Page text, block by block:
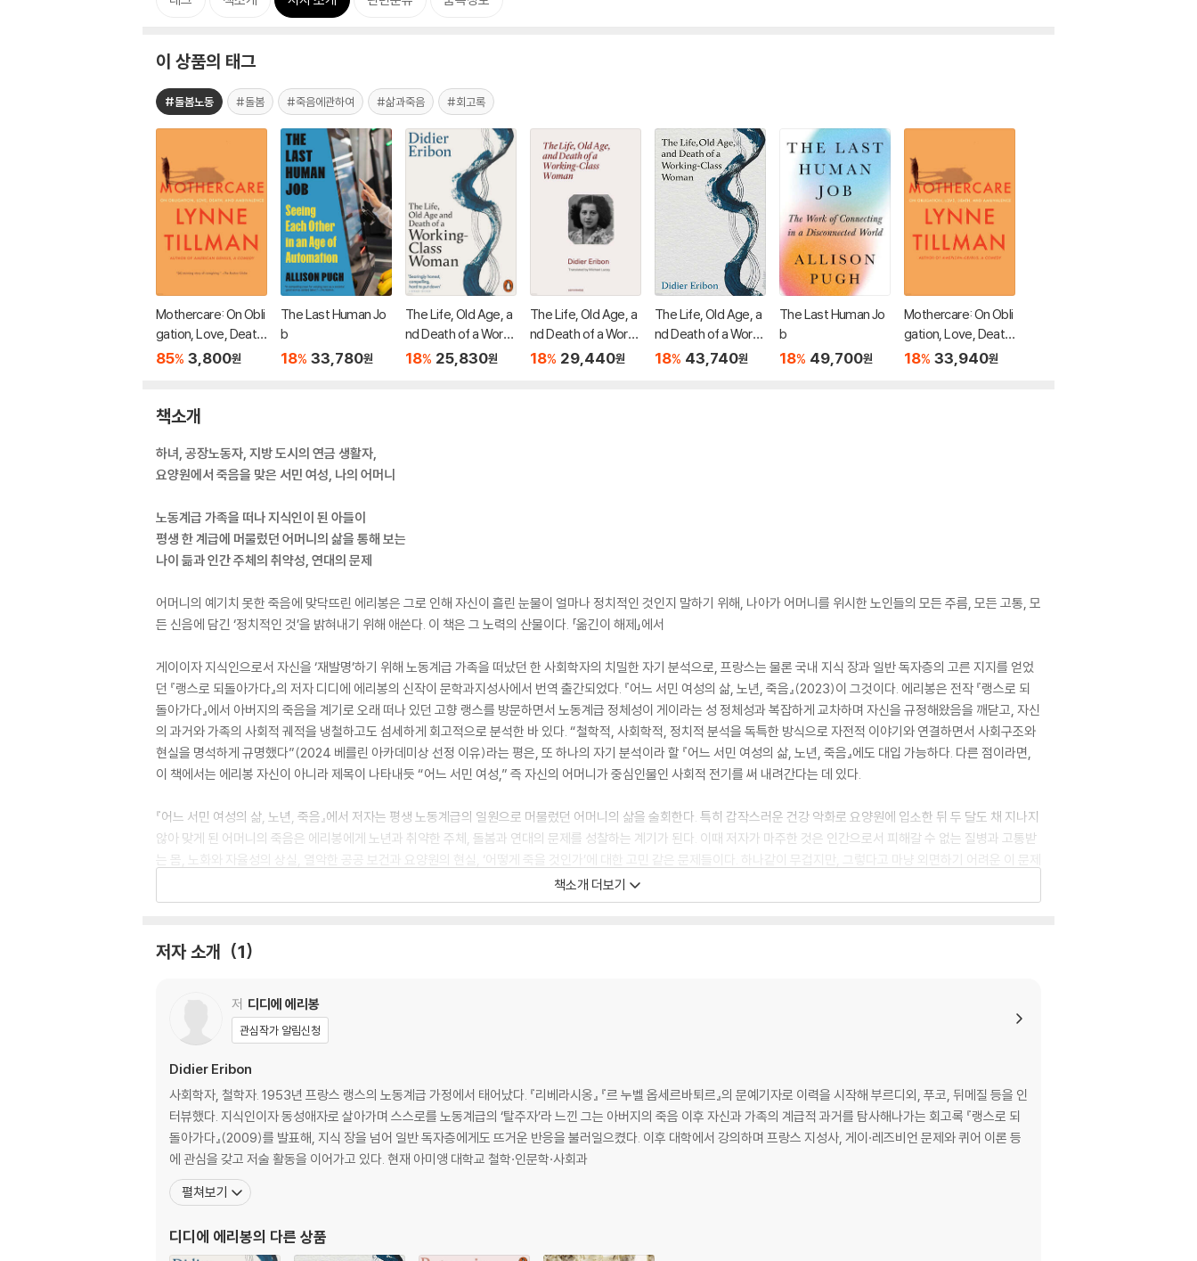
이 상품의 태그
#돌봄노동 #돌봄 #죽음에관하여 #삶과죽음 #회고록
Mothercare: On Obli
gation, Love, Death,
and Ambivalence
85% 3,800원
The Last Human Jo
b
18% 33,780원
The Life, Old Age, a
nd Death of a Worki
ng-Class Woman
18% 25,830원
The Life, Old Age, a
nd Death of a Worki
ng-Class Woman
18% 29,440원
The Life, Old Age, a
nd Death of a Worki
ng-Class Woman
18% 43,740원
The Last Human Jo
b
18% 49,700원
Mothercare: On Obli
gation, Love, Death,
and Ambivalence
18% 33,940원
책소개
하녀, 공장노동자, 지방 도시의 연금 생활자,
요양원에서 죽음을 맞은 서민 여성, 나의 어머니
노동계급 가족을 떠나 지식인이 된 아들이
평생 한 계급에 머물렀던 어머니의 삶을 통해 보는
나이 듦과 인간 주체의 취약성, 연대의 문제
어머니의 예기치 못한 죽음에 맞닥뜨린 에리봉은 그로 인해 자신이 흘린 눈물이 얼마나 정치적인 것인지 말하기 위해, 나아가 어머니를 위시한 노인들의 모든 주름, 모든 고통, 모
든 신음에 담긴 ‘정치적인 것’을 밝혀내기 위해 애쓴다. 이 책은 그 노력의 산물이다. 「옮긴이 해제」에서
게이이자 지식인으로서 자신을 ‘재발명’하기 위해 노동계급 가족을 떠났던 한 사회학자의 치밀한 자기 분석으로, 프랑스는 물론 국내 지식 장과 일반 독자층의 고른 지지를 얻었
던 『랭스로 되돌아가다』의 저자 디디에 에리봉의 신작이 문학과지성사에서 번역 출간되었다. 『어느 서민 여성의 삶, 노년, 죽음』(2023)이 그것이다. 에리봉은 전작 『랭스로 되
돌아가다』에서 아버지의 죽음을 계기로 오래 떠나 있던 고향 랭스를 방문하면서 노동계급 정체성이 게이라는 성 정체성과 복잡하게 교차하며 자신을 규정해왔음을 깨닫고, 자신
의 과거와 가족의 사회적 궤적을 냉철하고도 섬세하게 회고적으로 분석한 바 있다. “철학적, 사회학적, 정치적 분석을 독특한 방식으로 자전적 이야기와 연결하면서 사회구조와
현실을 명석하게 규명했다”(2024 베를린 아카데미상 선정 이유)라는 평은, 또 하나의 자기 분석이라 할 『어느 서민 여성의 삶, 노년, 죽음』에도 대입 가능하다. 다른 점이라면,
이 책에서는 에리봉 자신이 아니라 제목이 나타내듯 “어느 서민 여성,” 즉 자신의 어머니가 중심인물인 사회적 전기를 써 내려간다는 데 있다.
『어느 서민 여성의 삶, 노년, 죽음』에서 저자는 평생 노동계급의 일원으로 머물렀던 어머니의 삶을 술회한다. 특히 갑작스러운 건강 악화로 요양원에 입소한 뒤 두 달도 채 지나지
않아 맞게 된 어머니의 죽음은 에리봉에게 노년과 취약한 주체, 돌봄과 연대의 문제를 성찰하는 계기가 된다. 이때 저자가 마주한 것은 인간으로서 피해갈 수 없는 질병과 고통받
는 몸, 노화와 자율성의 상실, 열악한 공공 보건과 요양원의 현실, ‘어떻게 죽을 것인가’에 대한 고민 같은 문제들이다. 하나같이 무겁지만, 그렇다고 마냥 외면하기 어려운 이 문제
들을 에리봉은 자기 어머니와 자신의 체험을 토대로 여러 책과 영화 텍스트 등을 참조해가며 진중하게 논의한다. 자기 어머니에 관한 개인적인 회고담에서 출발하면서, 저자는
‘프랑스 노동계급 여성의 전형적 일생’에 관한 사회학적 논의를 거쳐 다시 ‘노년’과 ‘노인’이라는 사회적 범주, 나아가 늙음과 장애를 숙명적으로 겪는 인간 주체의 취약성과 연대
A few years ago, Didier Eribon’s mother entered a retirement home. Over the course of several months, she lost her physical and cognitive autonom
y, and despite his resistance, Eribon and his brothers were compelled to place her in a nursing home. The doctor had warned that she’d rapidly declin
In The Life, Old Age, and Death of a Working-Class Woman, Eribon furthers the archeological, historical, sociological, political, and personal reflectio
n he began with Returning to Reims, this time to look at the question of old age. How does our society treat the elderly, especially the very elderly?
What are the daily humiliations the elderly are forced to suffer? What are the conditions at the end of life?
Threaded through an erudite engagement with the works of Simone de Beauvoir, Annie Ernaux, Albert Cohen, Michel Foucault, Norbert Elias, and ma
ny others, the question of old age is shown here as a limit concept of Western thought and political philosophy. What is the place of bodies that can
ure? Can the absolutely dependent speak for themselves―and if not, who can speak for them?
책소개 더보기
저자 소개 1
저 디디에 에리봉
관심작가 알림신청
Didier Eribon
사회학자, 철학자. 1953년 프랑스 랭스의 노동계급 가정에서 태어났다. 『리베라시옹』 『르 누벨 옵세르바퇴르』의 문예기자로 이력을 시작해 부르디외, 푸코, 뒤메질 등을 인
터뷰했다. 지식인이자 동성애자로 살아가며 스스로를 노동계급의 ‘탈주자’라 느낀 그는 아버지의 죽음 이후 자신과 가족의 계급적 과거를 탐사해나가는 회고록 『랭스로 되
돌아가다』(2009)를 발표해, 지식 장을 넘어 일반 독자층에게도 뜨거운 반응을 불러일으켰다. 이후 대학에서 강의하며 프랑스 지성사, 게이·레즈비언 문제와 퀴어 이론 등
에 관심을 갖고 저술 활동을 이어가고 있다. 현재 아미앵 대학교 철학·인문학·사회과
펼쳐보기
디디에 에리봉의 다른 상품